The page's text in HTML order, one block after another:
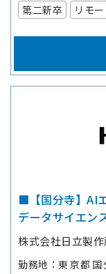
第二新卒 リモ
■【国分寺】AI
データサイエン
株式会社日立製
勤務地
東京都